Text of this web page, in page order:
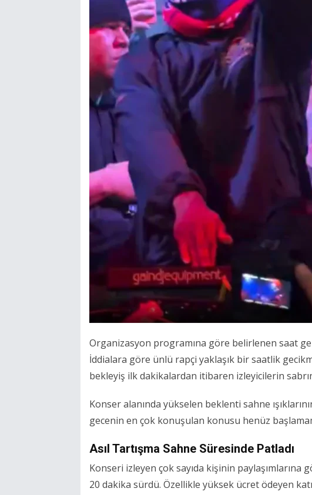
Organizasyon programına göre belirlenen saat
İddialara göre ünlü rapçi yaklaşık bir saatlik
bekleyiş ilk dakikalardan itibaren izleyicilerin
Konser alanında yükselen beklenti sahne
gecenin en çok konuşulan konusu henüz
Asıl Tartışma Sahne Süresinde Patladı
Konseri izleyen çok sayıda kişinin paylaşımlarına
20 dakika sürdü. Özellikle yüksek ücret ödeyen